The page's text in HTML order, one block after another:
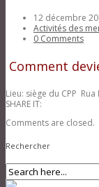
12 décembre
Activités des
0 Comments
Comment
Lieu: siège du CPP
SHARE IT:
Comments are closed.
Rechercher